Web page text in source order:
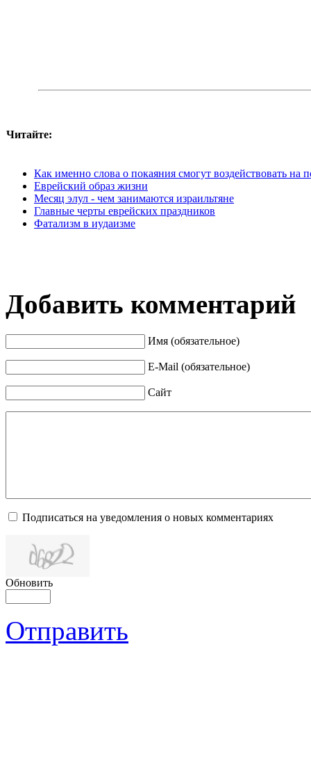
Читайте:
Как именно слова о покаяния смогут воздействовать на
Еврейский образ жизни
Месяц элул - чем занимаются израильтяне
Главные черты еврейских праздников
Фатализм в иудаизме
Добавить комментарий
Имя (обязательное)
E-Mail (обязательное)
Сайт
Подписаться на уведомления о новых комментариях
Обновить
Отправить